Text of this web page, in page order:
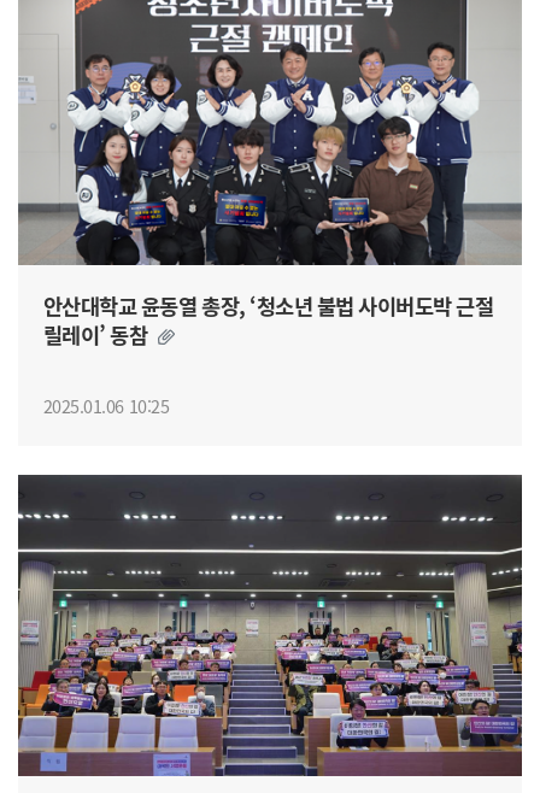
안산대학교 윤동열 총장, ‘청소년 불법 사이버도박 근절
릴레이’ 동참
2025.01.06 10:25